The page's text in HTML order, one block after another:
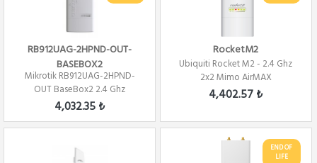
RB912UAG-2HPND-OUT-
BASEBOX2
Mikrotik RB912UAG-2HPND-
OUT BaseBox2 2.4 Ghz
802.11a/n 2x2 Mimo PT...
4,032.35 ₺
RocketM2
Ubiquiti Rocket M2 - 2.4 Ghz
2x2 Mimo AirMAX
4,402.57 ₺
END OF
LIFE